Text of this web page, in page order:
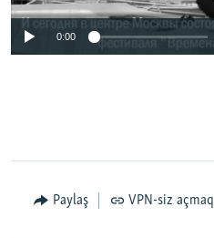
0:00
Paylaş VPN-siz açmaq